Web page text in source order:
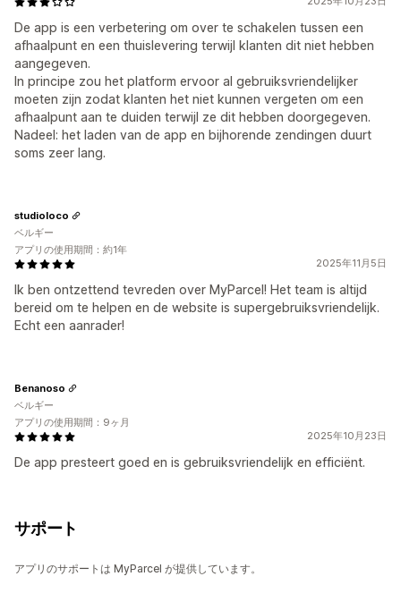
De app is een verbetering om over te schakelen tussen een
afhaalpunt en een thuislevering terwijl klanten dit niet hebben
aangegeven.
In principe zou het platform ervoor al gebruiksvriendelijker
moeten zijn zodat klanten het niet kunnen vergeten om een
afhaalpunt aan te duiden terwijl ze dit hebben doorgegeven.
Nadeel: het laden van de app en bijhorende zendingen duurt
soms zeer lang.
2025年11月5日
Ik ben ontzettend tevreden over MyParcel! Het team is altijd
bereid om te helpen en de website is supergebruiksvriendelijk.
Echt een aanrader!
studioloco
ベルギー
アプリの使用期間：約1年
2025年10月23日
De app presteert goed en is gebruiksvriendelijk en efficiënt.
Benanoso
ベルギー
アプリの使用期間：9ヶ月
サポート
アプリのサポートは MyParcel が提供しています。